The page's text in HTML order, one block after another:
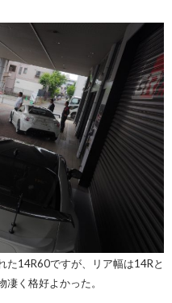
た14R60ですが、リア幅は14Rと
く格好よかった。